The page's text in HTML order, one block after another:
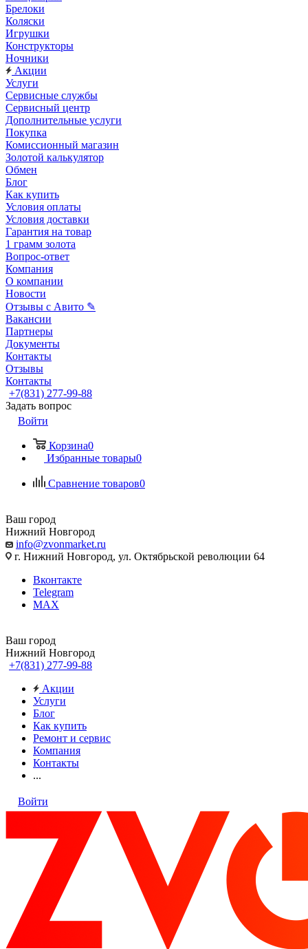
Брелоки
Коляски
Игрушки
Конструкторы
Ночники
Акции
Услуги
Сервисные службы
Сервисный центр
Дополнительные услуги
Покупка
Комиссионный магазин
Золотой калькулятор
Обмен
Блог
Как купить
Условия оплаты
Условия доставки
Гарантия на товар
1 грамм золота
Вопрос-ответ
Компания
О компании
Новости
Отзывы с Авито ✎
Вакансии
Партнеры
Документы
Контакты
Отзывы
Контакты
+7(831) 277-99-88
Задать вопрос
Войти
Корзина0
Избранные товары0
Сравнение товаров0
Ваш город
Нижний Новгород
info@zvonmarket.ru
г. Нижний Новгород, ул. Октябрьской революции 64
Вконтакте
Telegram
MAX
Ваш город
Нижний Новгород
+7(831) 277-99-88
Акции
Услуги
Блог
Как купить
Ремонт и сервис
Компания
Контакты
...
Войти